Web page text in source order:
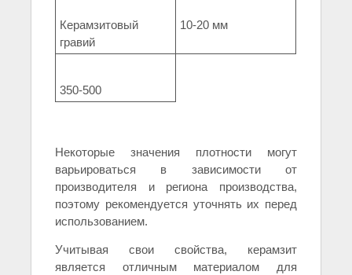
Керамзитовый
гравий
10-20 мм
350-500
Некоторые значения плотности могут
варьироваться в зависимости от
производителя и региона производства,
поэтому рекомендуется уточнять их перед
использованием.
Учитывая свои свойства, керамзит
является отличным материалом для